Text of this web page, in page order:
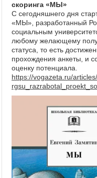
скоринга «МЫ»
С сегодняшнего дня
«МЫ», разработанный
социальным
любому желающему
статуса, то есть
прохождения анкеты, и
оценку потенциала.
https://vogazeta.ru/